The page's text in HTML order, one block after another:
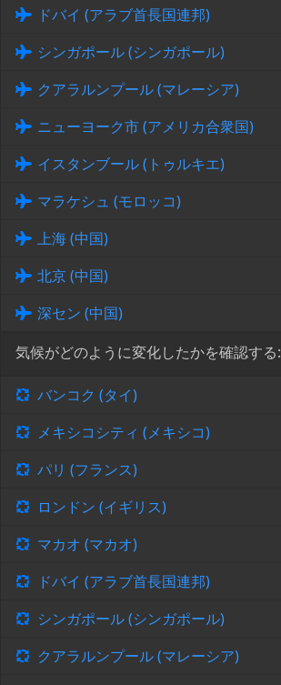
ドバイ (アラブ首長国連邦)
シンガポール (シンガポール)
クアラルンプール (マレーシア)
ニューヨーク市 (アメリカ合衆国)
イスタンブール (トゥルキエ)
マラケシュ (モロッコ)
上海 (中国)
北京 (中国)
深セン (中国)
気候がどのように変化したかを確認する:
バンコク (タイ)
メキシコシティ (メキシコ)
パリ (フランス)
ロンドン (イギリス)
マカオ (マカオ)
ドバイ (アラブ首長国連邦)
シンガポール (シンガポール)
クアラルンプール (マレーシア)